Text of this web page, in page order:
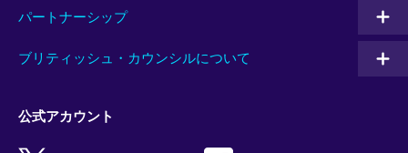
パートナーシップ
ブリティッシュ・カウンシルについて
公式アカウント